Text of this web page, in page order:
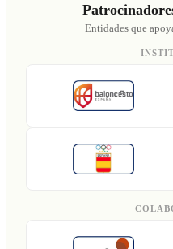
Entidades que